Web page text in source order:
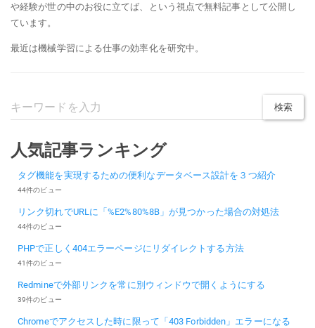
や経験が世の中のお役に立てば、という視点で無料記事として公開し
ています。
最近は機械学習による仕事の効率化を研究中。
人気記事ランキング
タグ機能を実現するための便利なデータベース設計を３つ紹介
44件のビュー
リンク切れでURLに「%E2%80%8B」が見つかった場合の対処法
44件のビュー
PHPで正しく404エラーページにリダイレクトする方法
41件のビュー
Redmineで外部リンクを常に別ウィンドウで開くようにする
39件のビュー
Chromeでアクセスした時に限って「403 Forbidden」エラーになる